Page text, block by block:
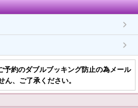
予約のダブルブッキング防止の為メール
ん、ご了承ください。